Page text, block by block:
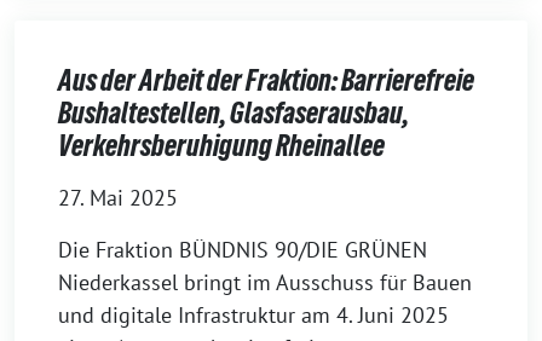
Aus der Arbeit der Fraktion: Barrierefreie
Bushaltestellen, Glasfaserausbau,
Verkehrsberuhigung Rheinallee
27. Mai 2025
Die Fraktion BÜNDNIS 90/DIE GRÜNEN
Niederkassel bringt im Ausschuss für Bauen
und digitale Infrastruktur am 4. Juni 2025